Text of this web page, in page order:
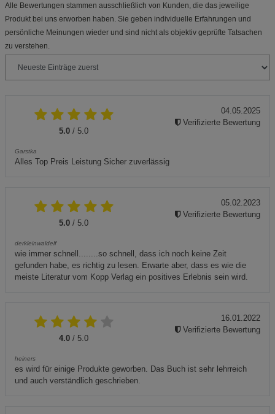
Alle Bewertungen stammen ausschließlich von Kunden, die das jeweilige
Produkt bei uns erworben haben. Sie geben individuelle Erfahrungen und
persönliche Meinungen wieder und sind nicht als objektiv geprüfte Tatsachen
zu verstehen.
5.0 / 5.0
Garstka
Alles Top Preis Leistung Sicher zuverlässig
04.05.2025
Verifizierte Bewertung
5.0 / 5.0
derkleinwaldelf
wie immer schnell........so schnell, dass ich noch keine Zeit
gefunden habe, es richtig zu lesen. Erwarte aber, dass es wie die
meiste Literatur vom Kopp Verlag ein positives Erlebnis sein wird.
05.02.2023
Verifizierte Bewertung
4.0 / 5.0
heiners
es wird für einige Produkte geworben. Das Buch ist sehr lehrreich
und auch verständlich geschrieben.
16.01.2022
Verifizierte Bewertung